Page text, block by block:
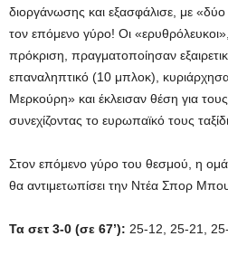
διοργάνωσης και εξασφάλισε, με «δύο
τον επόμενο γύρο! Οι
πρόκριση, πραγματοποίησαν
επαναληπτικό (10 μπλοκ),
Μερκούρη» και έκλεισαν θέση για
συνεχίζοντας το ευρωπαϊκό τους ταξίδι.
Στον επόμενο γύρο του θεσμού, η
θα αντιμετωπίσει την Ντέα Σπορ
Τα σετ 3-0 (σε 67’): 25-12, 25-21,